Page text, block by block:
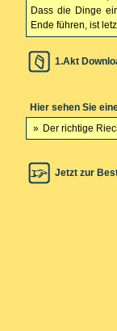
Dass die Dinge
Ende führen, ist
1.Akt
Hier sehen Sie
» Der richtige
Jetzt zur